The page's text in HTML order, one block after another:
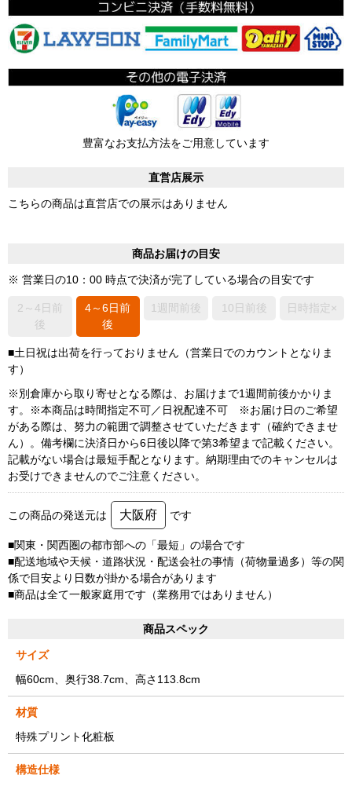
豊富なお支払方法をご用意しています
直営店展示
こちらの商品は直営店での展示はありません
商品お届けの目安
※ 営業日の10：00 時点で決済が完了している場合の目安です
2～4日前
後
4～6日前
後
1週間前後 10日前後 日時指定×
■土日祝は出荷を行っておりません（営業日でのカウントとなりま
す）
※別倉庫から取り寄せとなる際は、お届けまで1週間前後かかりま
す。※本商品は時間指定不可／日祝配達不可 ※お届け日のご希望
がある際は、努力の範囲で調整させていただきます（確約できませ
ん）。備考欄に決済日から6日後以降で第3希望まで記載ください。
記載がない場合は最短手配となります。納期理由でのキャンセルは
お受けできませんのでご注意ください。
この商品の発送元は 大阪府 です
■関東・関西圏の都市部への「最短」の場合です
■配送地域や天候・道路状況・配送会社の事情（荷物量過多）等の関
係で目安より日数が掛かる場合があります
■商品は全て一般家庭用です（業務用ではありません）
商品スペック
サイズ
幅60cm、奥行38.7cm、高さ113.8cm
材質
特殊プリント化粧板
構造仕様